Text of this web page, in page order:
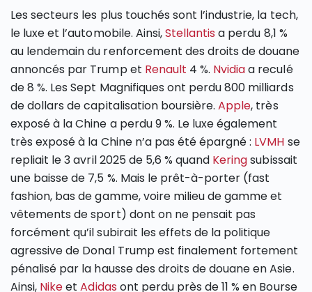
Les secteurs les plus touchés sont l’industrie, la tech,
le luxe et l’automobile. Ainsi,Stellantis a perdu 8,1 %
au lendemain du renforcement des droits de douane
annoncés par Trump et Renault 4 %. Nvidiaa reculé
de 8 %. Les Sept Magnifiques ont perdu 800 milliards
de dollars de capitalisation boursière.Apple, très
exposé à la Chine a perdu 9 %. Le luxe également
très exposé à la Chine n’a pas été épargné : LVMH se
repliait le 3 avril 2025 de 5,6 % quand Keringsubissait
une baisse de 7,5 %. Mais le prêt-à-porter (fast
fashion, bas de gamme, voire milieu de gamme et
vêtements de sport) dont on ne pensait pas
forcément qu’il subirait les effets de la politique
agressive de Donal Trump est finalement fortement
pénalisé par la hausse des droits de douane en Asie.
Ainsi, NikeetAdidas ont perdu près de 11 % en Bourse